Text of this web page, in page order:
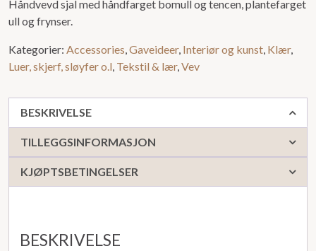
Håndvevd sjal med håndfarget bomull og tencen, plantefarget
ull og frynser.
Kategorier: Accessories,Gaveideer, Interiør og kunst, Klær,
Luer, skjerf, sløyfer o.l, Tekstil & lær,Vev
BESKRIVELSE
TILLEGGSINFORMASJON
KJØPTSBETINGELSER
BESKRIVELSE